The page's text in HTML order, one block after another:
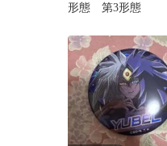
形態 第3形態